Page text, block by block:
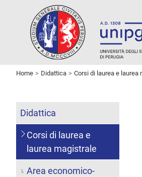
Home Didattica Corsi di laurea e laurea
Didattica
Corsi di laurea e
laurea magistrale
Area economico-